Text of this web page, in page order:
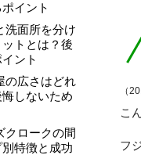
（
こ
フ
イント
洗面所を分け
トとは？後
ント
の広さはどれ
しないため
クロークの間
特徴と成功